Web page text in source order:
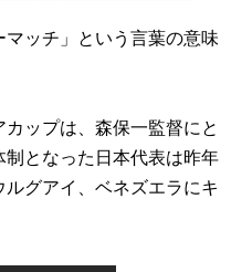
ッチ」という言葉の意味
ップは、森保一監督にと
となった日本代表は昨年
グアイ、ベネズエラにキ